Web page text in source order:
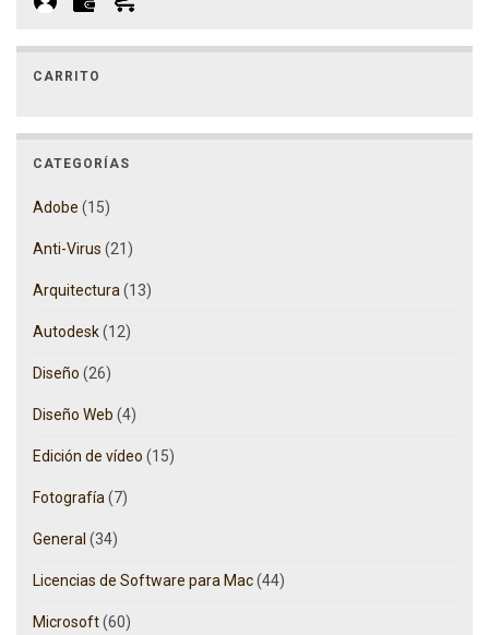
CARRITO
CATEGORÍAS
Adobe (15)
Anti-Virus (21)
Arquitectura (13)
Autodesk(12)
Diseño (26)
Diseño Web (4)
Edición de vídeo (15)
Fotografía (7)
General (34)
Licencias de Software para Mac(44)
Microsoft(60)